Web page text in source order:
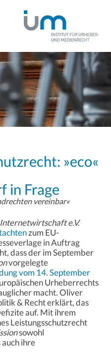
»eco«
in Frage
vereinbar«
e.V.
zum EU-
in Auftrag
dass der im September
vorgelegte
vom 14. September
Urheberrechts
macht. Oliver
& Recht erklärt, das
auf. Mit ihrem
Leistungsschutzrecht
sowohl
ihre